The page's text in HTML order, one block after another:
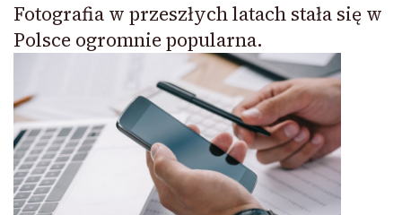
Fotografia w przeszłych latach stała się w
Polsce ogromnie popularna.